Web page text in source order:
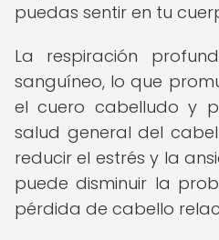
puedas sentir en tu
La respiración
sanguíneo, lo que
el cuero cabelludo y
salud general del
reducir el estrés y la
puede disminuir la
pérdida de cabello